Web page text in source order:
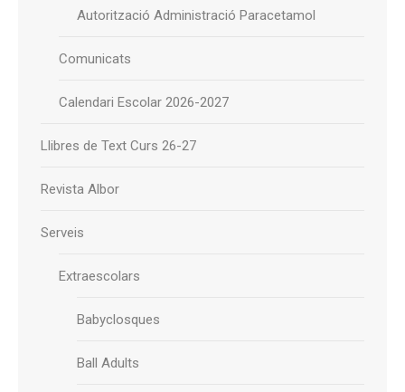
Autorització Administració Paracetamol
Comunicats
Calendari Escolar 2026-2027
Llibres de Text Curs 26-27
Revista Albor
Serveis
Extraescolars
Babyclosques
Ball Adults